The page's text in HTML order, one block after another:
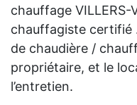
chauffage VILLERS-
chauffagiste certifié
de chaudière /
propriétaire, et le
l’entretien.